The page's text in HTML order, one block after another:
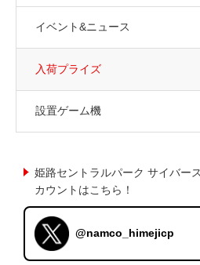
イベント&ニュース
入荷プライズ
設置ゲーム機
姫路セントラルパーク サイバー
カウントはこちら！
@namco_himejicp